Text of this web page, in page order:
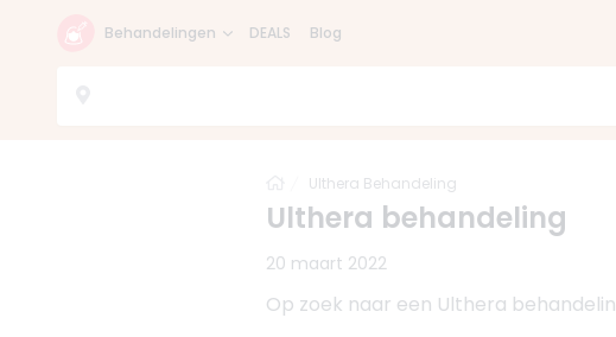
Behandelingen DEALS Blog
Home
Ulthera Behandeling
Ulthera behandeling
20 maart 2022
Op zoek naar een Ulthera